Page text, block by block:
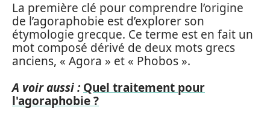
La première clé pour comprendre l’origine
de l’agoraphobie est d’explorer son
étymologie grecque. Ce terme est en fait un
mot composé dérivé de deux mots grecs
anciens, « Agora » et « Phobos ».
A voir aussi : Quel traitement pour
l'agoraphobie ?